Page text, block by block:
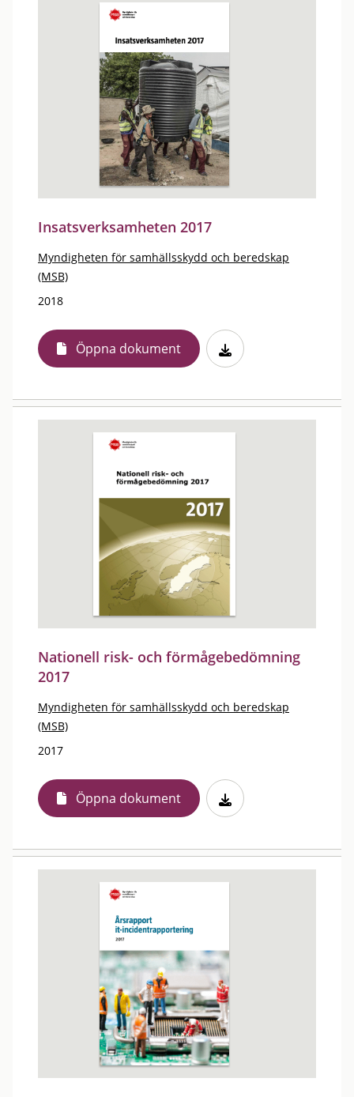
Insatsverksamheten 2017
Myndigheten för samhällsskydd och beredskap
(MSB)
2018
Öppna dokument
Nationell risk- och förmågebedömning
2017
Myndigheten för samhällsskydd och beredskap
(MSB)
2017
Öppna dokument